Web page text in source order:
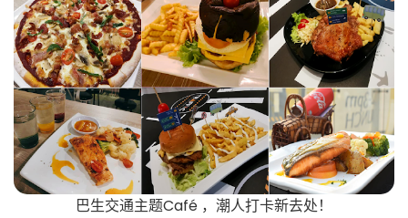
巴生交通主题Café ，潮人打卡新去处！